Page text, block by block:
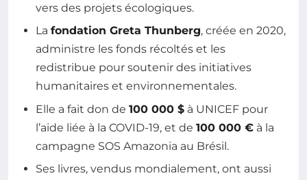
vers des projets écologiques.
La fondation Greta Thunberg, créée en 2020,
administre les fonds récoltés et les
redistribue pour soutenir des initiatives
humanitaires et environnementales.
Elle a fait don de 100 000 $ à UNICEF pour
l’aide liée à la COVID-19, et de 100 000 € à la
campagne SOS Amazonia au Brésil.
Ses livres, vendus mondialement, ont aussi